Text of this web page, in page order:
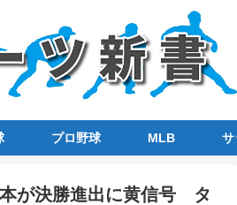
プロ野球 MLB サ
本が決勝進出に黄信号 タ